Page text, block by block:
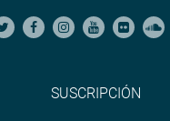
SUSCRIPCIÓN